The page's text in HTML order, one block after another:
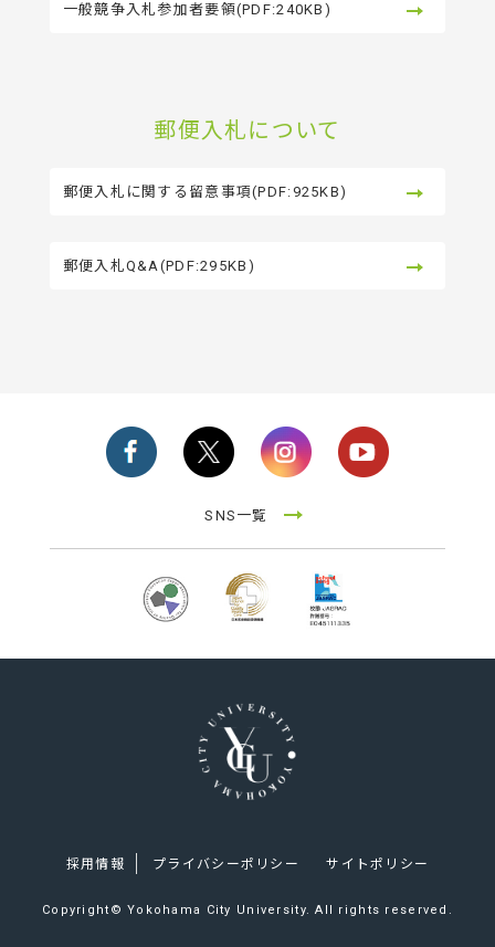
一般競争入札参加者要領(PDF:240KB)
郵便入札について
郵便入札に関する留意事項(PDF:925KB)
郵便入札Q&A(PDF:295KB)
SNS一覧
採用情報 プライバシーポリシー サイトポリシー
Copyright© Yokohama City University. All rights reserved.